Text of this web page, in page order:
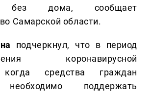
без дома, сообщает
Самарской области.
подчеркнул, что в период
коронавирусной
средства граждан
необходимо поддержать